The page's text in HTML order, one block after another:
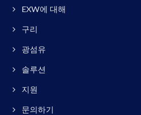
EXW에 대해
구리
광섬유
솔루션
지원
문의하기